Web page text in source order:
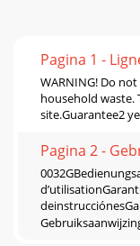
Pagina 1 -
WARNING! Do
household waste.
site.Guarantee2
Pagina 2 -